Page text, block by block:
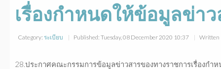
เรื่องกำหนดให้ข้อมูลข่าว
Category: ระเบียบ Published: Tuesday, 08 December 2020 10:37 Written
28.ประกาศคณะกรรมการข้อมูลข่าวสารของทางราชการเรื่องกำ